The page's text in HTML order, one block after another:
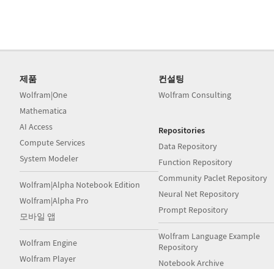
제품
Wolfram|One
Mathematica
AI Access
Compute Services
System Modeler
Wolfram|Alpha Notebook Edition
Wolfram|Alpha Pro
모바일 앱
Wolfram Engine
Wolfram Player
컨설팅
Wolfram Consulting
Repositories
Data Repository
Function Repository
Community Paclet Repository
Neural Net Repository
Prompt Repository
Wolfram Language Example
Repository
Notebook Archive